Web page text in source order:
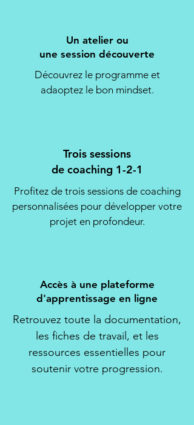
Un atelier ou
une session découverte
Découvrez le programme et
adaoptez le bon mindset.
Trois sessions
de coaching 1-2-1
Profitez de trois sessions de coaching
personnalisées pour développer votre
projet en profondeur.
Accès à une p lateforme
d'apprentissage en ligne
Retrouvez toute la documentation,
les fiches de travail, et les
ressources essentielles pour
soutenir votre progression.